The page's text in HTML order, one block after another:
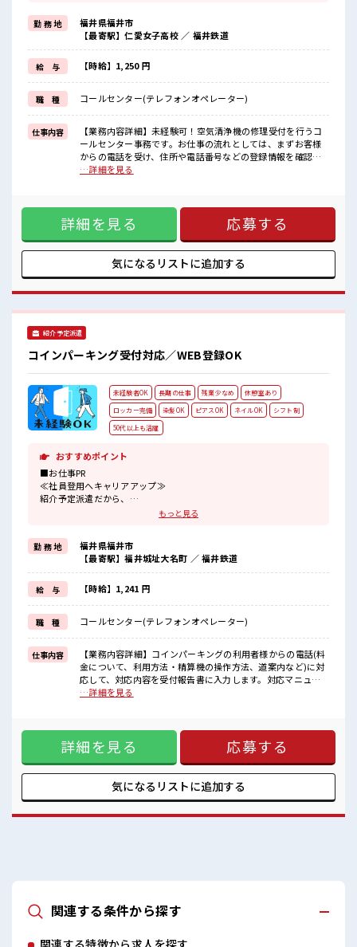
週末は家族や友人と一緒にプライベート満喫！
≪モチベーションもUP≫
派手過ぎなければ髪型や髪色自由♪
(規定有)≪未経験の方も大カンゲイ≫
新しいことにチャレンジするのは不安だけど、
しっかり働く環境が整っています！
イチからスキルUP・ステップUP目指していきましょう！
≪収入アップを目指せる≫
高時給だらけの派遣のお仕事です！
■職場の雰囲気
少人数の職場だから一緒に働く仲間との距離もグッと近い！
派手すぎなければ多少のヘアカラーもOKなのはウレシイPoint☆
勤 務 地
福井県福井市
【最寄駅】仁愛女子高校 ／ 福井鉄道
給 与 【時給】1,250 円
職 種 コールセンター(テレフォンオペレーター)
仕事内容
【業務内容詳細】未経験可！空気清浄機の修理受付を行うコ
ールセンター事務です。お仕事の流れとしては、まずお客様
からの電話を受け、住所や電話番号などの登録情報を確認し
ます。次に、故障の症状や型番をヒアリングし、その内容を
を中心とした、マニュアルに沿って進める事務業務です。
【取扱製品情報】空気清浄機 ■お仕事PR ≪プライベートが充
実する≫ 場合によってはお願いすることもありますが、 残業
はほとんどナシ！ ≪週休2日制≫ 週末は家族や友人と一緒に
プライベート満喫！ ≪モチベーションもUP≫ 派手過ぎなけれ
ば髪型や髪色自由♪ (規定有)≪未経験の方も大カンゲイ≫ 新
境が整っています！ イチからスキルUP・ステップUP目指し
ていきましょう！ ≪収入アップを目指せる≫ 高時給だらけの
に働く仲間との距離もグッと近い！ 派手すぎなければ多少の
ヘアカラーもOKなのはウレシイPoint☆ 休憩室完備でランチ
や休憩も充実しそう♪
…詳細を見る
詳細を見る 応募する
気になるリストに追加する
紹介予定派遣
コインパーキング受付対応／WEB登録OK
未経験者OK 長期の仕事 残業少なめ
休憩室あり
ロッカー完備
染髪OK ピアスOK ネイルOK
シフト制
50代以上も活躍
おすすめポイント
■お仕事PR
≪社員登用へキャリアアップ≫
紹介予定派遣だから、
自分に職場が合うかお試しできるのがウレシイですね☆
場合によってはお願いすることもありますが、
残業はほとんどナシ！
≪ヘアカラーOKで自由な雰囲気の職場≫
明るすぎたり奇抜でなければ基本的に自由！
(規定有)≪未経験の方も大カンゲイ≫
新しいことにチャレンジするのは不安だけど、
しっかり働く環境が整っています！
イチからスキルUP・ステップUP目指していきましょう！
■職場の雰囲気
キバツ過ぎなければ髪色・髪型は自由！
あなたの個性を大事にできます♪
仕事の合間の息抜きは休憩室で♪
もっと見る
勤 務 地
福井県福井市
【最寄駅】福井城址大名町 ／ 福井鉄道
給 与 【時給】1,241 円
職 種 コールセンター(テレフォンオペレーター)
仕事内容
【業務内容詳細】コインパーキングの利用者様からの電話(料
金について、利用方法・精算機の操作方法、道案内など)に対
応して、対応内容を受付報告書に入力します。対応マニュア
ルあり。【取扱製品情報】駐車場・コインパーキング経営 ■
≪無理なく働ける≫ 場合によってはお願いすることもありま
すが、 残業はほとんどナシ！ ≪ヘアカラーOKで自由な雰囲
気の職場≫ 明るすぎたり奇抜でなければ基本的に自由！ (規
定有)≪未経験の方も大カンゲイ≫ 新しいことにチャレンジす
るのは不安だけど、 しっかり働く環境が整っています！ イチ
からスキルUP・ステップUP目指していきましょう！ ■職場
性を大事にできます♪ 仕事の合間の息抜きは休憩室で♪ ロッ
…詳細を見る
詳細を見る 応募する
気になるリストに追加する
関連する条件から探す
関連する特徴から求人を探す